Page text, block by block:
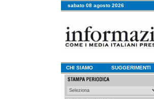
sabato 08 agosto 2026
CHI SIAMO SUGGERIMENTI